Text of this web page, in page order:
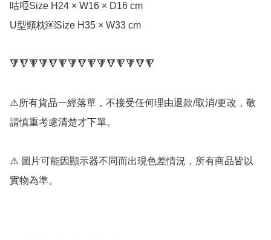
咕𠱸Size H24 × W16 × D16 cm
U型頸枕￼Size H35 × W33 cm
🔻🔻🔻🔻🔻🔻🔻🔻🔻🔻🔻🔻🔻🔻🔻
⚠️所有貨品一經落單，不接受任何理由退款/取消/更改，敬
請慎重考慮清楚才下單。
⚠️ 圖片可能因顯示器不同而出現色差情況，所有商品皆以
實物為準。